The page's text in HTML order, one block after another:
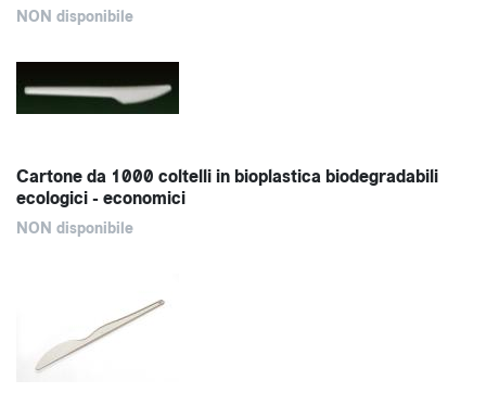
NON disponibile
Cartone da 1000 coltelli in bioplastica biodegradabili
ecologici - economici
NON disponibile